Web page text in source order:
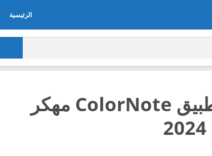
الرئيسية
تحميل تطبيق ColorNote مهكر